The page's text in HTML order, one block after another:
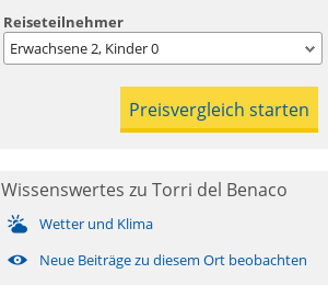
Reiseteilnehmer
Erwachsene2, Kinder0
Wissenswertes zu Torri del Benaco
Wetter und Klima
Neue Beiträge zu diesem Ort beobachten